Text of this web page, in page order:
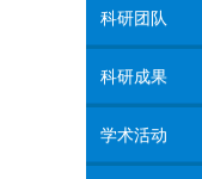
科研团队
科研成果
学术活动